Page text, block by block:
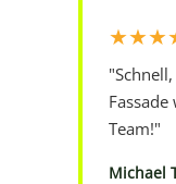
Team!"
Michael